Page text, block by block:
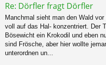
Re: Dörfler fragt Dörfler
Manchmal sieht man den Wald
voll auf das Hal- konzentriert. Der
Bösewicht ein Krokodil und eben
sind Frösche, aber hier wollte
unterordnen un...